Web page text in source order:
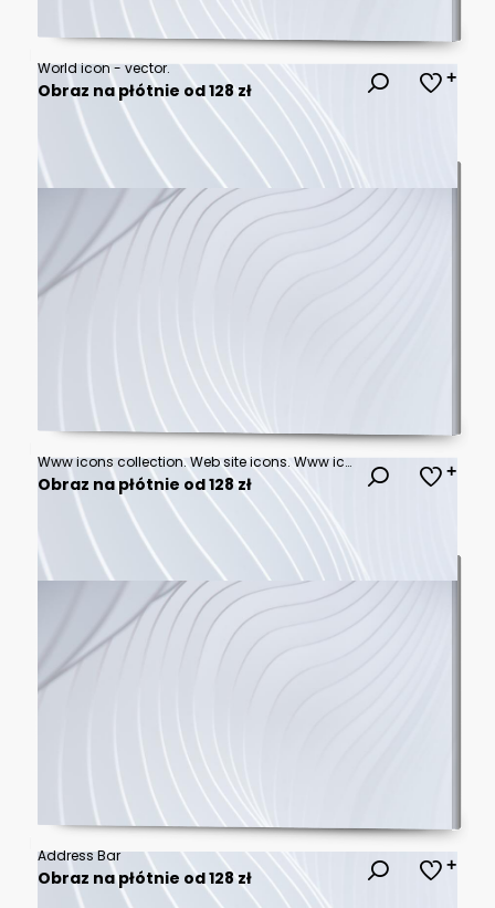
World icon - vector.
Obraz na płótnie od 128 zł
Www icons collection. Web site icons. Www icons with hand cursor in flat design. Www vector icons. Eps10
Obraz na płótnie od 128 zł
Address Bar
Obraz na płótnie od 128 zł